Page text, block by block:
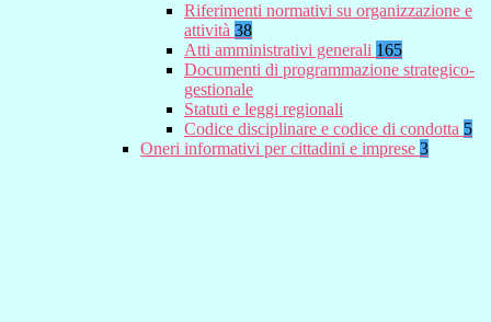
Riferimenti normativi su organizzazione e
attività 38
Atti amministrativi generali 165
Documenti di programmazione strategico-
gestionale
Statuti e leggi regionali
Codice disciplinare e codice di condotta 5
Oneri informativi per cittadini e imprese 3